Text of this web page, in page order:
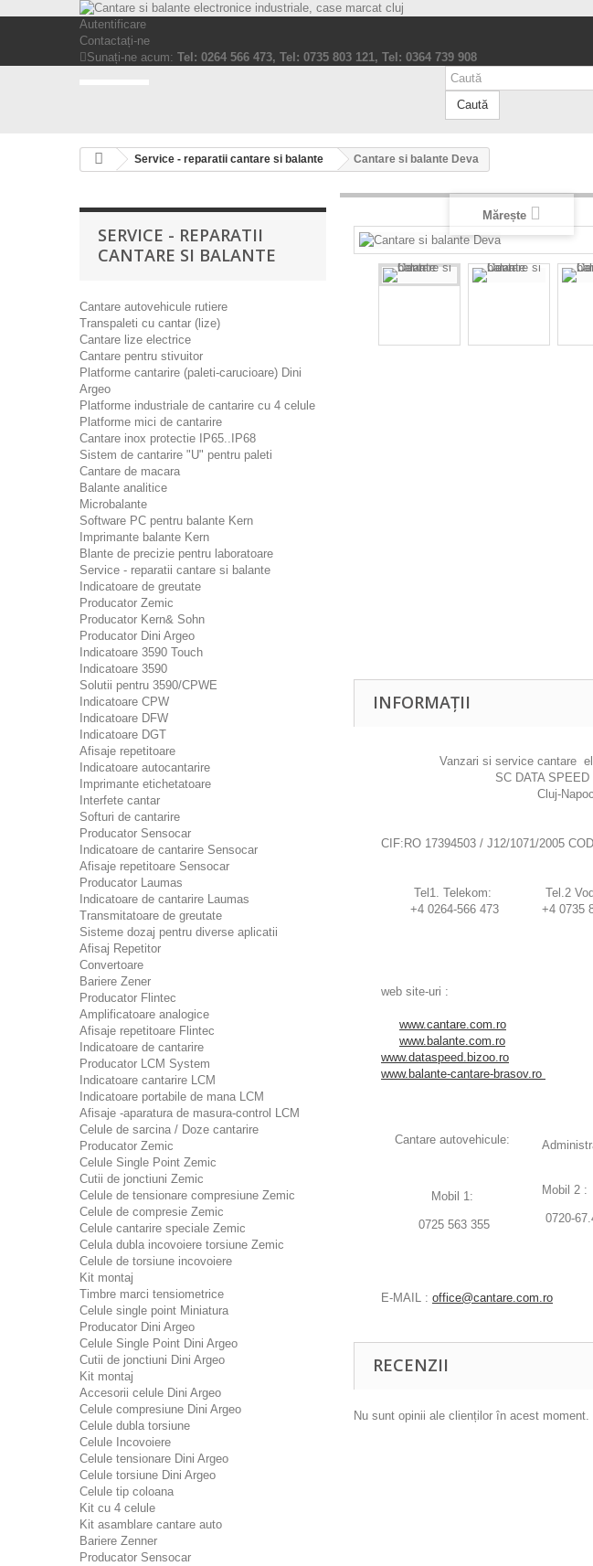
Autentificare
Contactați-ne
Sunați-ne acum: Tel: 0264 566 473, Tel: 0735 803 121, Tel: 0364 739 908
Caută
Service - reparatii cantare si balante Cantare si balante Deva
SERVICE - REPARATII
CANTARE SI BALANTE
Cantare autovehicule rutiere
Transpaleti cu cantar (lize)
Cantare lize electrice
Cantare pentru stivuitor
Platforme cantarire (paleti-carucioare) Dini
Argeo
Platforme industriale de cantarire cu 4 celule
Platforme mici de cantarire
Cantare inox protectie IP65..IP68
Sistem de cantarire "U" pentru paleti
Cantare de macara
Balante analitice
Microbalante
Software PC pentru balante Kern
Imprimante balante Kern
Blante de precizie pentru laboratoare
Service - reparatii cantare si balante
Indicatoare de greutate
Producator Zemic
Producator Kern& Sohn
Producator Dini Argeo
Indicatoare 3590 Touch
Indicatoare 3590
Solutii pentru 3590/CPWE
Indicatoare CPW
Indicatoare DFW
Indicatoare DGT
Afisaje repetitoare
Indicatoare autocantarire
Imprimante etichetatoare
Interfete cantar
Softuri de cantarire
Producator Sensocar
Indicatoare de cantarire Sensocar
Afisaje repetitoare Sensocar
Producator Laumas
Indicatoare de cantarire Laumas
Transmitatoare de greutate
Sisteme dozaj pentru diverse aplicatii
Afisaj Repetitor
Convertoare
Bariere Zener
Producator Flintec
Amplificatoare analogice
Afisaje repetitoare Flintec
Indicatoare de cantarire
Producator LCM System
Indicatoare cantarire LCM
Indicatoare portabile de mana LCM
Afisaje -aparatura de masura-control LCM
Celule de sarcina / Doze cantarire
Producator Zemic
Celule Single Point Zemic
Cutii de jonctiuni Zemic
Celule de tensionare compresiune Zemic
Celule de compresie Zemic
Celule cantarire speciale Zemic
Celula dubla incovoiere torsiune Zemic
Celule de torsiune incovoiere
Kit montaj
Timbre marci tensiometrice
Celule single point Miniatura
Producator Dini Argeo
Celule Single Point Dini Argeo
Cutii de jonctiuni Dini Argeo
Kit montaj
Accesorii celule Dini Argeo
Celule compresiune Dini Argeo
Celule dubla torsiune
Celule Incovoiere
Celule tensionare Dini Argeo
Celule torsiune Dini Argeo
Celule tip coloana
Kit cu 4 celule
Kit asamblare cantare auto
Bariere Zenner
Producator Sensocar
Mărește
INFORMAȚII
Vanzari si service cantare
SC DATA
Cluj-
CIF:RO 17394503 / J12/1071/2005
Tel1. Telekom:
+4 0264-566 473
Tel.2
+4 0735
web site-uri :
www.cantare.com.ro
www.balante.com.ro
www.dataspeed.bizoo.ro
www.balante-cantare-brasov.ro
Cantare autovehicule:
Mobil 1:
0725 563 355
Mobil 2 :
0720-
E-MAIL : office@cantare.com.ro
RECENZII
Nu sunt opinii ale clienților în acest moment.